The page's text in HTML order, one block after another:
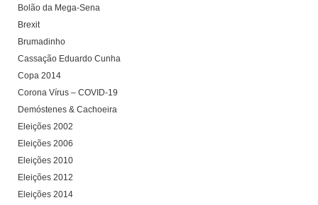
Bolão da Mega-Sena
Brexit
Brumadinho
Cassação Eduardo Cunha
Copa 2014
Corona Vírus – COVID-19
Demóstenes & Cachoeira
Eleições 2002
Eleições 2006
Eleições 2010
Eleições 2012
Eleições 2014